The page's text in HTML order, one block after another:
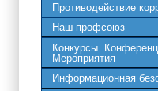
Противодействие
Наш профсоюз
Конкурсы.
Мероприятия
Информационная